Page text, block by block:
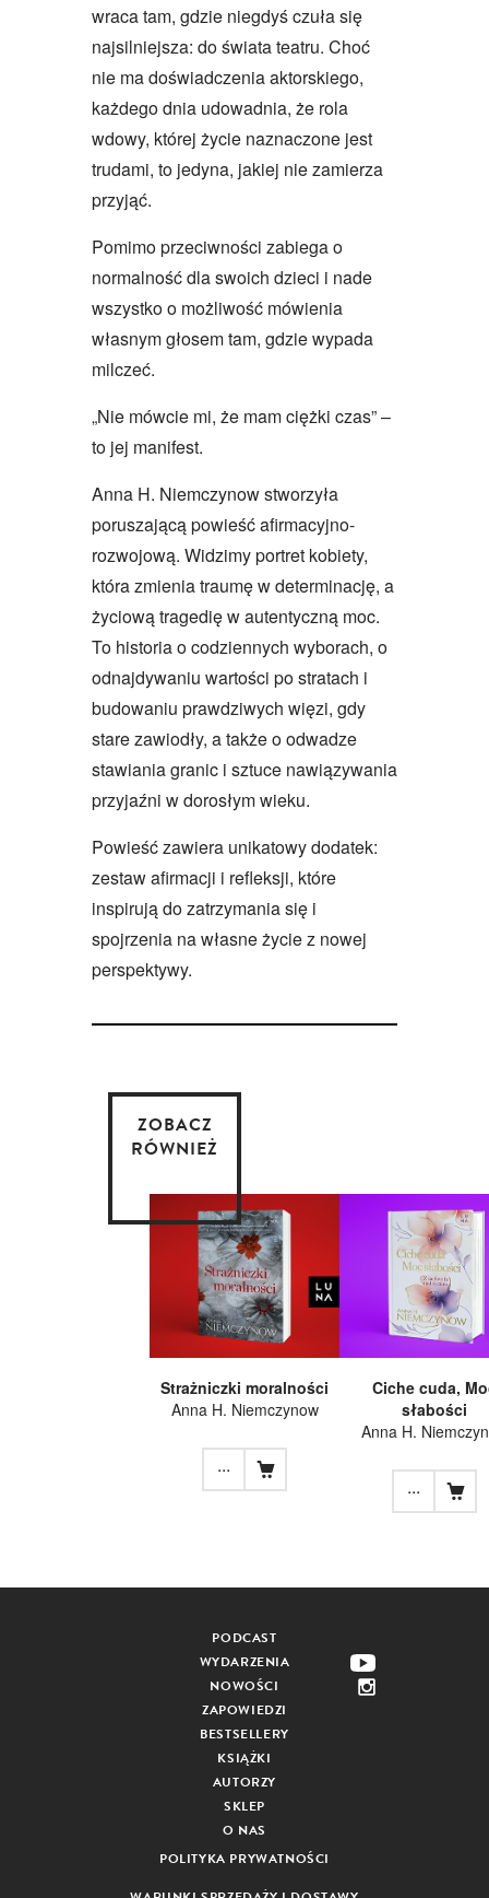
wraca tam, gdzie niegdyś czuła się
najsilniejsza: do świata teatru. Choć
nie ma doświadczenia aktorskiego,
każdego dnia udowadnia, że rola
wdowy, której życie naznaczone jest
trudami, to jedyna, jakiej nie zamierza
przyjąć.
Pomimo przeciwności zabiega o
normalność dla swoich dzieci i nade
wszystko o możliwość mówienia
własnym głosem tam, gdzie wypada
milczeć.
„Nie mówcie mi, że mam ciężki czas” –
to jej manifest.
Anna H. Niemczynow stworzyła
poruszającą powieść afirmacyjno-
rozwojową. Widzimy portret kobiety,
która zmienia traumę w determinację, a
życiową tragedię w autentyczną moc.
To historia o codziennych wyborach, o
odnajdywaniu wartości po stratach i
budowaniu prawdziwych więzi, gdy
stare zawiodły, a także o odwadze
stawiania granic i sztuce nawiązywania
przyjaźni w dorosłym wieku.
Powieść zawiera unikatowy dodatek:
zestaw afirmacji i refleksji, które
inspirują do zatrzymania się i
spojrzenia na własne życie z nowej
perspektywy.
ZOBACZ
RÓWNIEŻ
Strażniczki moralności
Anna H. Niemczynow
...
Ciche cuda,
słabości
Anna H.
...
PODCAST
WYDARZENIA
NOWOŚCI
ZAPOWIEDZI
BESTSELLERY
KSIĄŻKI
AUTORZY
SKLEP
O NAS
POLITYKA PRYWATNOŚCI